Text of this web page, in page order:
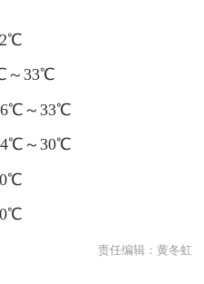
～33℃
～33℃
～30℃
责任编辑： 黄冬虹